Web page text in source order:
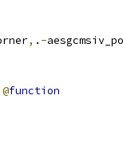
, . -
function